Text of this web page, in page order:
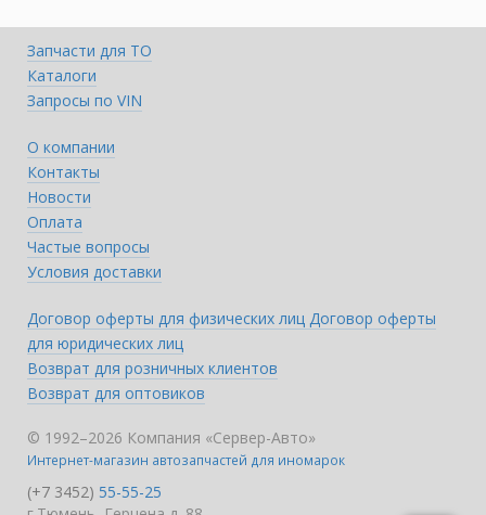
Запчасти для ТО
Каталоги
Запросы по VIN
О компании
Контакты
Новости
Оплата
Частые вопросы
Условия доставки
Договор оферты для физических лиц Договор оферты
для юридических лиц
Возврат для розничных клиентов
Возврат для оптовиков
© 1992–2026 Компания «Сервер-Авто»
Интернет-магазин автозапчастей для иномарок
(+7 3452) 55-55-25